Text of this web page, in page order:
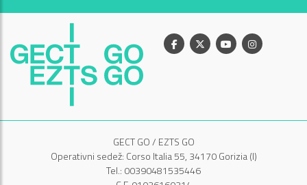
Facebook
X YoutubeInstagram
GECT GO / EZTS GO
Operativni sedež: Corso Italia 55, 34170 Gorizia (I)
Tel.: 00390481535446